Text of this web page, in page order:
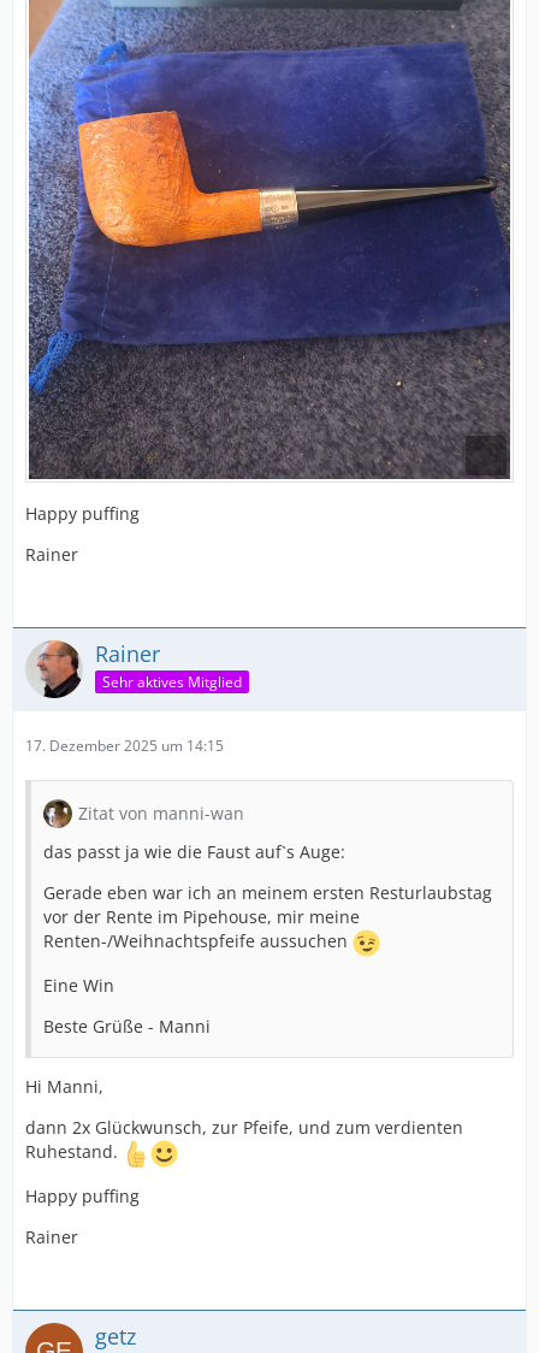
Happy puffing
Rainer
Rainer
Sehr aktives Mitglied
17. Dezember 2025 um 14:15
Zitat von manni-wan
das passt ja wie die Faust auf`s Auge:
Gerade eben war ich an meinem ersten Resturlaubstag
vor der Rente im Pipehouse, mir meine
Renten-/Weihnachtspfeife aussuchen
Eine Win
Beste Grüße - Manni
Hi Manni,
dann 2x Glückwunsch, zur Pfeife, und zum verdienten
Ruhestand.
Happy puffing
Rainer
getz